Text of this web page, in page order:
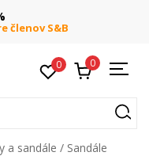
členov S&B
0 0
a sandále
Sandále